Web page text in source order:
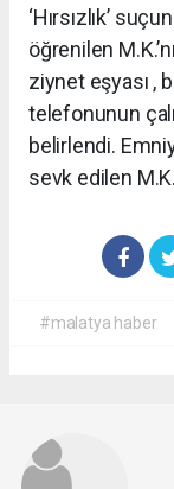
‘Hırsızlık’
öğrenilen
ziynet eşyası ,
telefonunun
belirlendi.
sevk edilen
#malatya haber